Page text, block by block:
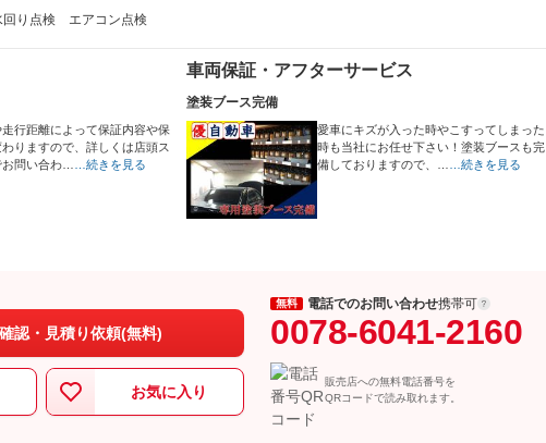
り点検 エアコン点検
行距離によって保証内容や保
りますので、詳しくは店頭ス
問い合わ…
…続きを見る
車両保証・アフターサービス
塗装ブース完備
愛車にキズが入った時やこすってしまった
時も当社にお任せ下さい！塗装ブースも完
備しておりますので、…
…続きを見る
認・見積り依頼(無料)
お気に入り
無料 電話でのお問い合わせ携帯可
0078-6041-2160
販売店への無料電話番号を
QRコードで読み取れます。